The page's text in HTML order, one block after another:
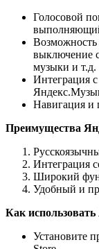
Голосовой
выключение
музыки и т.д.
Интеграция
Навигация и
Преимущества
Интеграция
Широкий
Удобный и
Как
Установите